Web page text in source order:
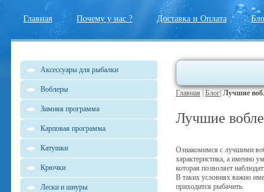
Главная Почему у нас ? Доставка и Оплата
Аксессуары для рыбалки
Воблеры
Зимняя программа
Карповая программа
Катушки
Крючки
Лески и шнуры
Главная Блог Лучшие
Лучшие
Ознакомимся с лучшими
характеристика, а именно
которая позволяет
В таких условиях важно
приходится рыбачить.